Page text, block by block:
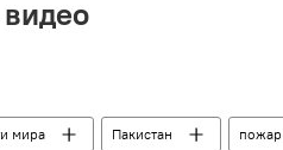
мира Пакистан пожар